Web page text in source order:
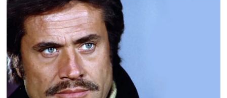
OTOMOBİL
MİZAH
TARİH
Genel